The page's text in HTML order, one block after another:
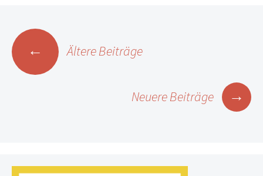
Beitragsnavigation
← Ältere Beiträge
Neuere Beiträge →